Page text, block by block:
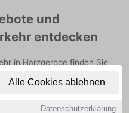
Alle Cookies ablehnen
Datenschutzerklärung
und
entdecken
in Harzgerode finden Sie
freie Optionen von Top-
noch heute.